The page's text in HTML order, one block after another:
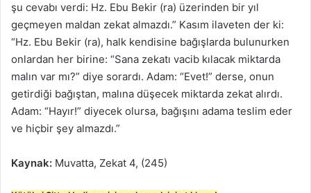
şu cevabı verdi: Hz. Ebu Bekir (ra) üzerinden bir yıl
geçmeyen maldan zekat almazdı.” Kasım ilaveten der ki:
“Hz. Ebu Bekir (ra), halk kendisine bağışlarda bulunurken
onlardan her birine: “Sana zekatı vacib kılacak miktarda
malın var mı?” diye sorardı. Adam: “Evet!” derse, onun
getirdiği bağıştan, malına düşecek miktarda zekat alırdı.
Adam: “Hayır!” diyecek olursa, bağışını adama teslim eder
ve hiçbir şey almazdı.”
Kaynak: Muvatta, Zekat 4, (245)